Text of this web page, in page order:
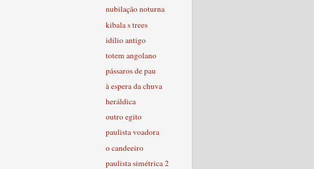
nubilação noturna
kibala s trees
idílio antigo
totem angolano
pássaros de pau
à espera da chuva
heráldica
outro egito
paulista voadora
o candeeiro
paulista simétrica 2